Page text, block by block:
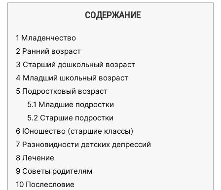
СОДЕРЖАНИЕ
1 Младенчество
2 Ранний возраст
3 Старший дошкольный возраст
4 Младший школьный возраст
5 Подростковый возраст
5.1 Младшие подростки
5.2 Старшие подростки
6 Юношество (старшие классы)
7 Разновидности детских депрессий
8 Лечение
9 Советы родителям
10 Послесловие